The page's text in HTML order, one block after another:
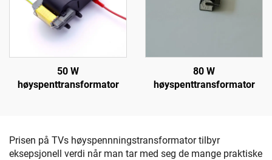
50 W
høyspenttransformator
80 W
høyspenttransformator
Prisen på TVs høyspennningstransformator tilbyr
eksepsjonell verdi når man tar med seg de mange praktiske